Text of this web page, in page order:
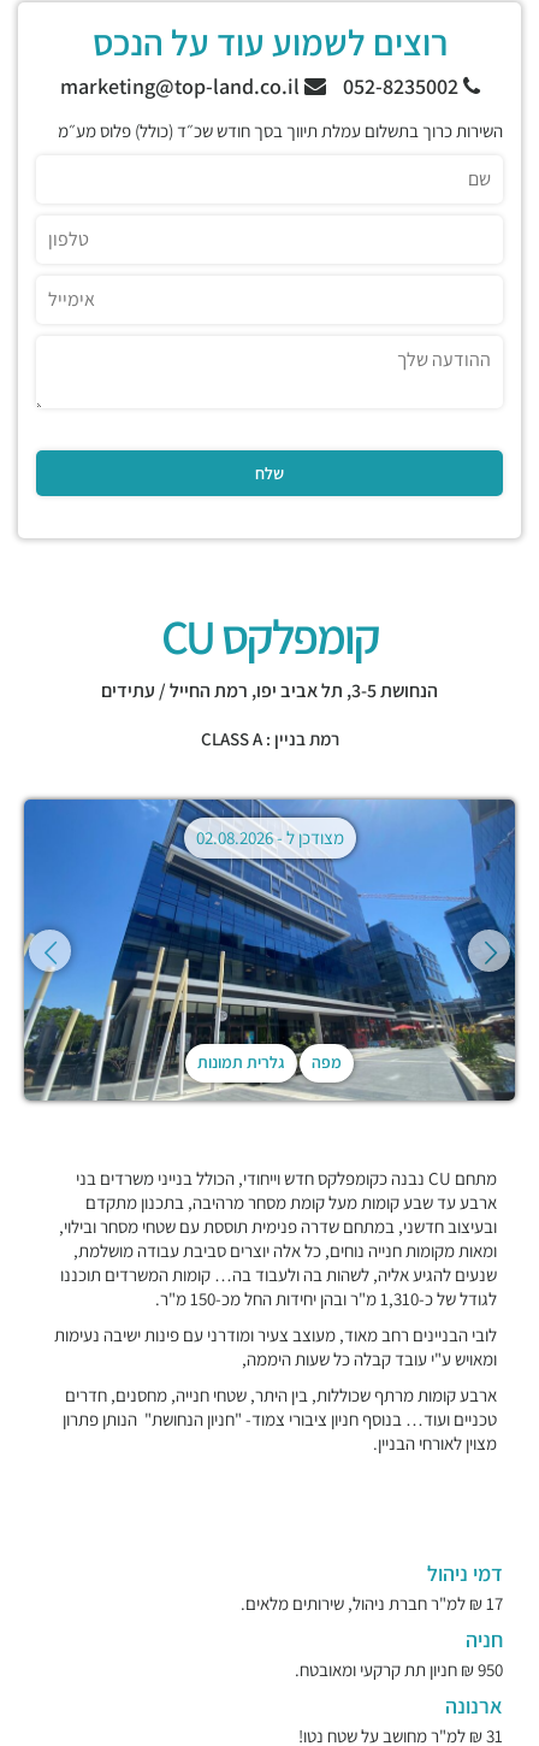
רוצים לשמוע עוד על הנכס
052-8235002
השירות כרוך בתשלום עמלת תיווך בסך חודש שכ״ד (כולל) פלוס מע״מ
קומפלקס CU
הנחושת 3-5, תל אביב יפו, רמת החייל / עתידים
רמת בניין : CLASS A
מפה גלרית תמונות
מצודכן ל -02.08.2026
מתחם CU נבנה כקומפלקס חדש וייחודי, הכולל בנייני משרדים בני
ארבע עד שבע קומות מעל קומת מסחר מרהיבה, בתכנון מתקדם
ובעיצוב חדשני, במתחם שדרה פנימית תוססת עם שטחי מסחר ובילוי,
ומאות מקומות חנייה נוחים, כל אלה יוצרים סביבת עבודה מושלמת,
שנעים להגיע אליה, לשהות בה ולעבוד בה… קומות המשרדים תוכננו
לגודל של כ-1,310 מ"ר ובהן יחידות החל מכ-150 מ"ר.
לובי הבניינים רחב מאוד, מעוצב צעיר ומודרני עם פינות ישיבה נעימות
ומאויש ע"י עובד קבלה כל שעות היממה,
ארבע קומות מרתף שכוללות, בין היתר, שטחי חנייה, מחסנים, חדרים
טכניים ועוד… בנוסף חניון ציבורי צמוד- "חניון הנחושת" הנותן פתרון
מצוין לאורחי הבניין.
דמי ניהול
17 ₪ למ"ר חברת ניהול, שירותים מלאים.
חניה
950 ₪ חניון תת קרקעי ומאובטח.
ארנונה
31 ₪ למ"ר מחושב על שטח נטו!